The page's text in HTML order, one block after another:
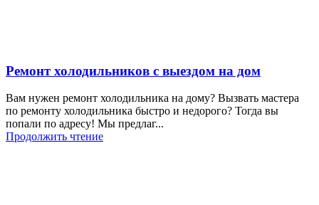
Ремонт холодильников с выездом на дом
Вам нужен ремонт холодильника на дому? Вызвать мастера
по ремонту холодильника быстро и недорого? Тогда вы
попали по адресу! Мы предлаг...
Продолжить чтение